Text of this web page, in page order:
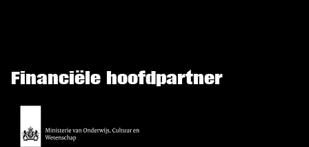
Financiële hoofdpartner